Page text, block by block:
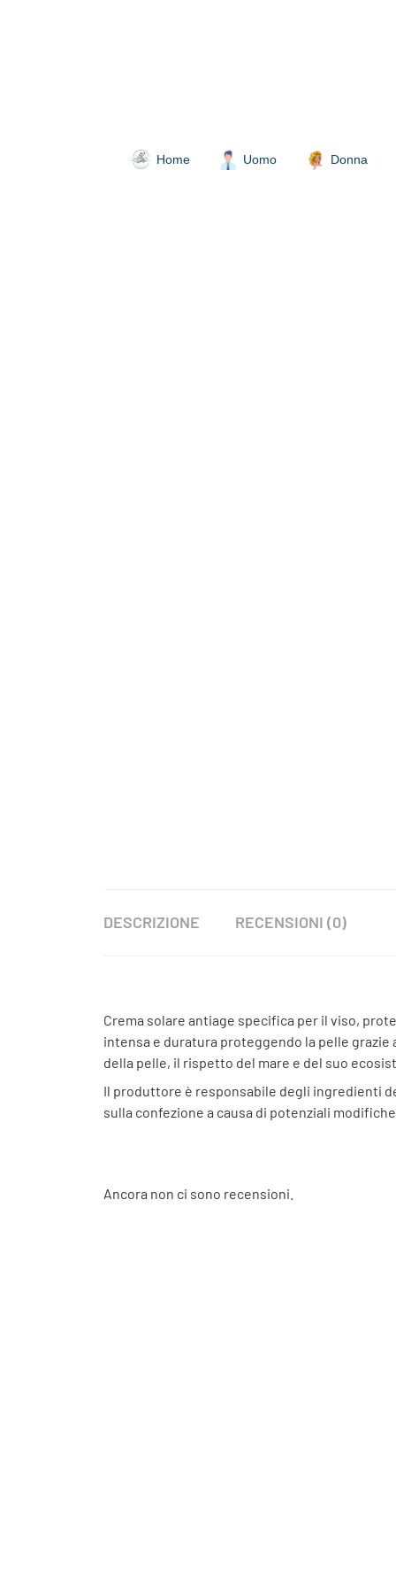
Home Uomo Donna
DESCRIZIONE RECENSIONI (0)
Crema solare antiage specifica per il viso,
intensa e duratura proteggendo la pelle
della pelle, il rispetto del mare e del suo
Il produttore è responsabile degli ingredienti
sulla confezione a causa di potenziali
Ancora non ci sono recensioni.